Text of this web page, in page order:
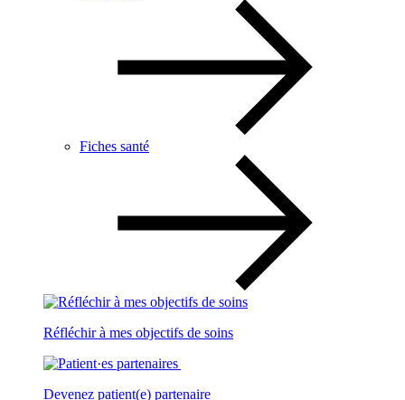
Fiches santé
Réfléchir à mes objectifs de soins
Devenez patient(e) partenaire